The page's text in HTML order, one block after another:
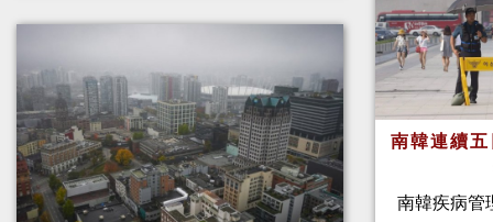
南韓連續
南韓疾病管